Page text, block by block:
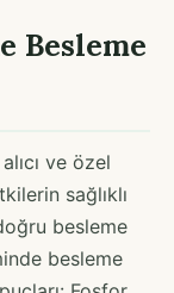
Besleme
ve özel
sağlıklı
besleme
besleme